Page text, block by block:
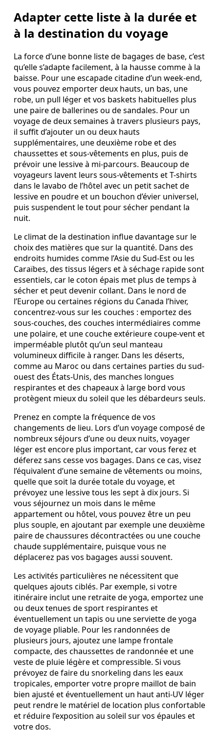
Adapter cette liste à la durée et
à la destination du voyage
La force d’une bonne liste de bagages de base, c’est
qu’elle s’adapte facilement, à la hausse comme à la
baisse. Pour une escapade citadine d’un week-end,
vous pouvez emporter deux hauts, un bas, une
robe, un pull léger et vos baskets habituelles plus
une paire de ballerines ou de sandales. Pour un
voyage de deux semaines à travers plusieurs pays,
il suffit d’ajouter un ou deux hauts
supplémentaires, une deuxième robe et des
chaussettes et sous-vêtements en plus, puis de
prévoir une lessive à mi-parcours. Beaucoup de
voyageurs lavent leurs sous-vêtements et T-shirts
dans le lavabo de l’hôtel avec un petit sachet de
lessive en poudre et un bouchon d’évier universel,
puis suspendent le tout pour sécher pendant la
nuit.
Le climat de la destination influe davantage sur le
choix des matières que sur la quantité. Dans des
endroits humides comme l’Asie du Sud-Est ou les
Caraïbes, des tissus légers et à séchage rapide sont
essentiels, car le coton épais met plus de temps à
sécher et peut devenir collant. Dans le nord de
l’Europe ou certaines régions du Canada l’hiver,
concentrez-vous sur les couches : emportez des
sous-couches, des couches intermédiaires comme
une polaire, et une couche extérieure coupe-vent et
imperméable plutôt qu’un seul manteau
volumineux difficile à ranger. Dans les déserts,
comme au Maroc ou dans certaines parties du sud-
ouest des États-Unis, des manches longues
respirantes et des chapeaux à large bord vous
protègent mieux du soleil que les débardeurs seuls.
Prenez en compte la fréquence de vos
changements de lieu. Lors d’un voyage composé de
nombreux séjours d’une ou deux nuits, voyager
léger est encore plus important, car vous ferez et
déferez sans cesse vos bagages. Dans ce cas, visez
l’équivalent d’une semaine de vêtements ou moins,
quelle que soit la durée totale du voyage, et
prévoyez une lessive tous les sept à dix jours. Si
vous séjournez un mois dans le même
appartement ou hôtel, vous pouvez être un peu
plus souple, en ajoutant par exemple une deuxième
paire de chaussures décontractées ou une couche
chaude supplémentaire, puisque vous ne
déplacerez pas vos bagages aussi souvent.
Les activités particulières ne nécessitent que
quelques ajouts ciblés. Par exemple, si votre
itinéraire inclut une retraite de yoga, emportez une
ou deux tenues de sport respirantes et
éventuellement un tapis ou une serviette de yoga
de voyage pliable. Pour les randonnées de
plusieurs jours, ajoutez une lampe frontale
compacte, des chaussettes de randonnée et une
veste de pluie légère et compressible. Si vous
prévoyez de faire du snorkeling dans les eaux
tropicales, emporter votre propre maillot de bain
bien ajusté et éventuellement un haut anti-UV léger
peut rendre le matériel de location plus confortable
et réduire l’exposition au soleil sur vos épaules et
votre dos.